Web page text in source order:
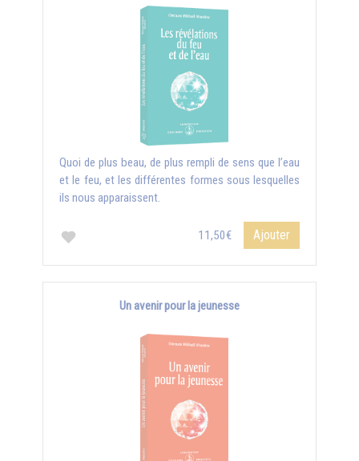
Quoi de plus beau, de plus rempli de sens que l’eau
et le feu, et les différentes formes sous lesquelles
ils nous apparaissent.
11,50€ Ajouter
Un avenir pour la jeunesse